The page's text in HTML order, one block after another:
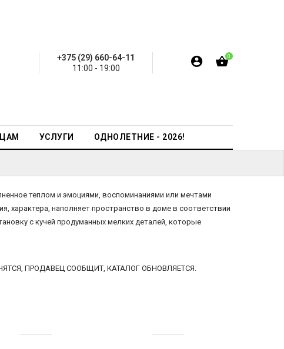
+375 (29) 660-64-11
11:00 - 19:00
0
УСЛУГИ ОДНОЛЕТНИЕ - 2026!
теплом и эмоциями, воспоминаниями или мечтами
характера, наполняет пространство в доме в соответствии
с кучей продуманных мелких деталей, которые
ПРОДАВЕЦ СООБЩИТ, КАТАЛОГ ОБНОВЛЯЕТСЯ.